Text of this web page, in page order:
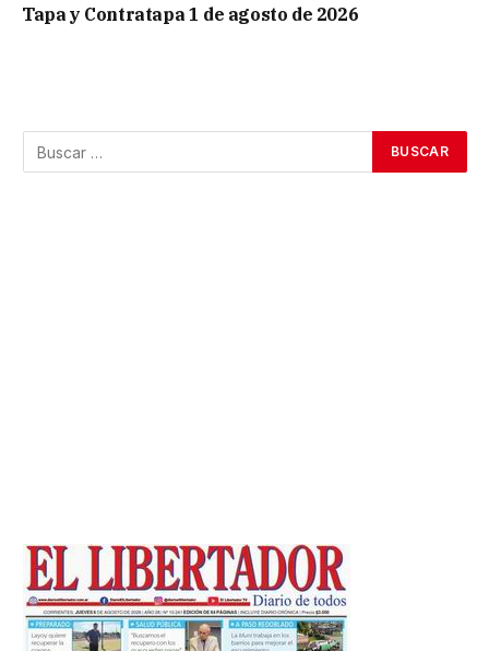
Tapa y Contratapa 1 de agosto de 2026